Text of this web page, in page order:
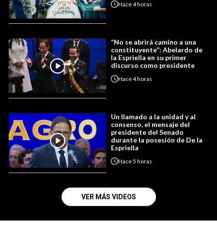
Hace4 horas
“No se abrirá camino a una
constituyente”: Abelardo de
la Espriella en su primer
discurso como presidente
Hace4 horas
Un llamado a la unidad y al
consenso, el mensaje del
presidente del Senado
durante la posesión de De la
Espriella
Hace5 horas
VER MÁS VIDEOS